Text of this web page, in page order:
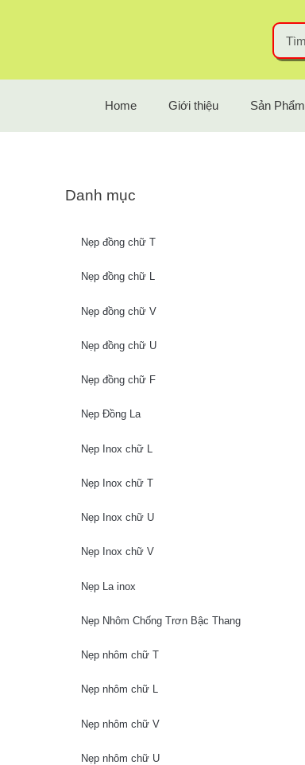
Home Giới thiệu Sản Phẩm
Danh mục
Nẹp đồng chữ T
Nẹp đồng chữ L
Nẹp đồng chữ V
Nẹp đồng chữ U
Nẹp đồng chữ F
Nẹp Đồng La
Nẹp Inox chữ L
Nẹp Inox chữ T
Nẹp Inox chữ U
Nẹp Inox chữ V
Nẹp La inox
Nẹp Nhôm Chống Trơn Bậc Thang
Nẹp nhôm chữ T
Nẹp nhôm chữ L
Nẹp nhôm chữ V
Nẹp nhôm chữ U